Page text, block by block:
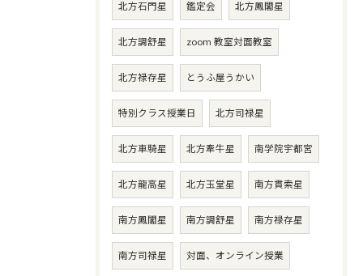
北方石門星 鑑定会 北方鳳閣星
北方調舒星 zoom 教室対面教室
北方禄存星 とうふ屋うかい
特別クラス授業日 北方司禄星
北方車騎星 北方牽牛星 南学院宇都宮
北方龍高星 北方玉堂星 南方貫索星
南方鳳閣星 南方調舒星 南方禄存星
南方司禄星 対面、オンライン授業